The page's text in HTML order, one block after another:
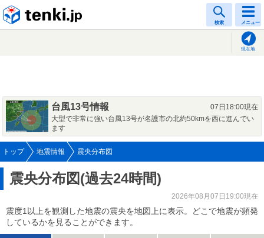
検索 メニュー
現在地
台風13号情報
07日18:00現在
大型で非常に強い台風13号が名護市の北約50kmを西に進んでい
ます
トップ 地震情報 震央分布図
震央分布図(過去24時間)
2026年08月07日19:00現在
震度1以上を観測した地震の震央を地図上に表示。どこで地震が頻発
しているかを見ることができます。